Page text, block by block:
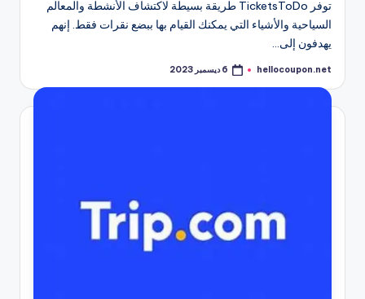
توفر TicketsToDo طريقة بسيطة لاكتشاف الأنشطة والمعالم
السياحية والأشياء التي يمكنك القيام بها ببضع نقرات فقط. إنهم
يهدفون إلى…
تمّ
بواسطة
hellocoupon.net 6 ديسمبر 2023